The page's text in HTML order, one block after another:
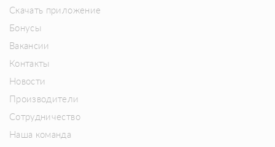
Скачать приложение
Бонусы
Вакансии
Контакты
Новости
Производители
Сотрудничество
Наша команда